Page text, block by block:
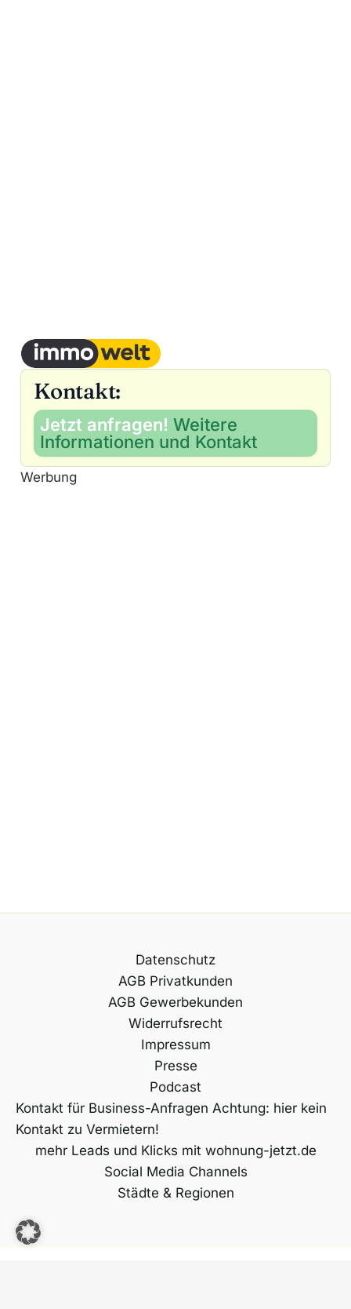
Kontakt:
Jetzt anfragen! Weitere
Informationen und Kontakt
Werbung
Datenschutz
AGB Privatkunden
AGB Gewerbekunden
Widerrufsrecht
Impressum
Presse
Podcast
Kontakt für Business-Anfragen Achtung: hier kein
Kontakt zu Vermietern!
mehr Leads und Klicks mit wohnung-jetzt.de
Social Media Channels
Städte & Regionen